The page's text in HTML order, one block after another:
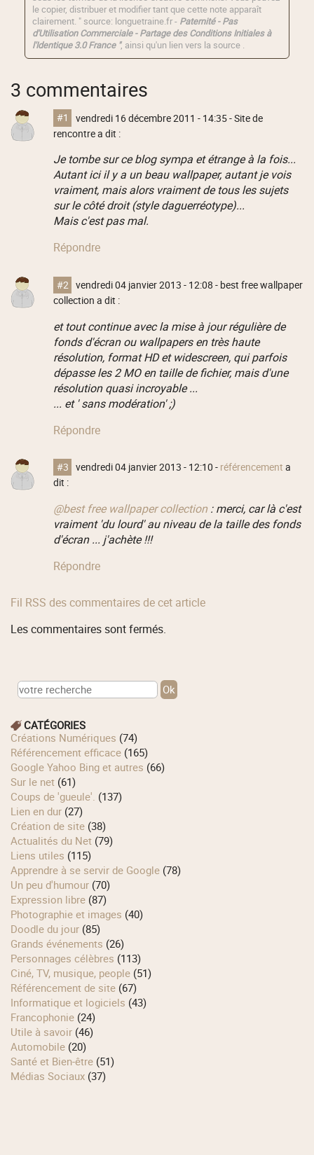
le copier, distribuer et modifier tant que cette note apparaît
clairement. " source: longuetraine.fr - Paternité - Pas
d'Utilisation Commerciale - Partage des Conditions Initiales à
l'Identique 3.0 France ", ainsi qu'un lien vers la source .
3 commentaires
#1 vendredi 16 décembre 2011 - 14:35- Site de
rencontre a dit :
Je tombe sur ce blog sympa et étrange à la fois...
Autant ici il y a un beau wallpaper, autant je vois
vraiment, mais alors vraiment de tous les sujets
sur le côté droit (style daguerréotype)...
Mais c'est pas mal.
Répondre
#2 vendredi 04 janvier 2013 - 12:08 - best free wallpaper
collection a dit :
et tout continue avec la mise à jour régulière de
fonds d'écran ou wallpapers en très haute
résolution, format HD et widescreen, qui parfois
dépasse les 2 MO en taille de fichier, mais d'une
résolution quasi incroyable ...
... et ' sans modération' ;)
Répondre
#3 vendredi 04 janvier 2013 - 12:10 - référencement a
dit :
@best free wallpaper collection: merci, car là c'est
vraiment 'du lourd' au niveau de la taille des fonds
d'écran ... j'achète !!!
Répondre
Fil RSS des commentaires de cet article
Les commentaires sont fermés.
CATÉGORIES
Créations Numériques (74)
Référencement efficace (165)
Google Yahoo Bing et autres (66)
Sur le net (61)
Coups de 'gueule'. (137)
Lien en dur (27)
Création de site (38)
Actualités du Net (79)
Liens utiles (115)
Apprendre à se servir de Google (78)
Un peu d'humour (70)
Expression libre (87)
Photographie et images (40)
Doodle du jour (85)
Grands événements (26)
Personnages célèbres (113)
Ciné, TV, musique, people (51)
Référencement de site (67)
Informatique et logiciels (43)
Francophonie (24)
Utile à savoir (46)
Automobile (20)
Santé et Bien-être (51)
Médias Sociaux (37)